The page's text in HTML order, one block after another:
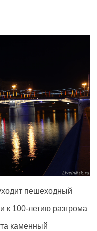
пешеходный
к 100-летию разгрома
каменный